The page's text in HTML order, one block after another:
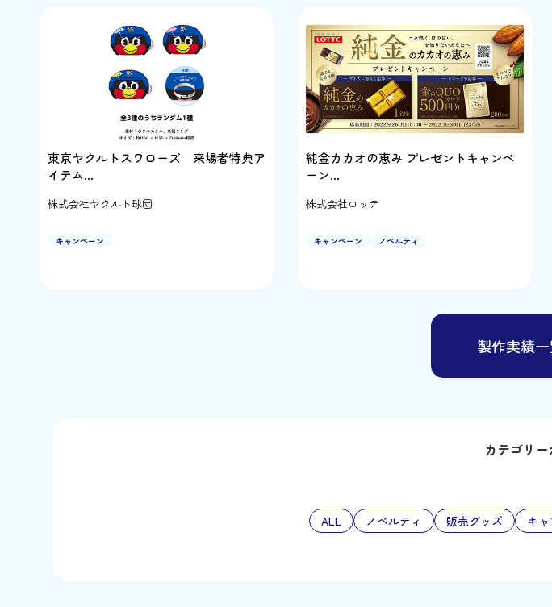
東京ヤクルトスワローズ 来場者特典ア
イテム…
株式会社ヤクルト球団
キャンペーン
純金カカオの恵み プレゼントキャンペ
ーン…
株式会社ロッテ
キャンペーン ノベルティ
製作実績
カテゴリ
ALL ノベルティ 販売グッズ キ